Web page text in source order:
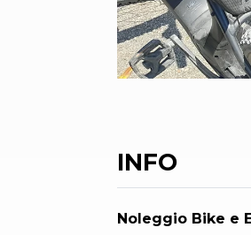
INFO
Noleggio Bike e